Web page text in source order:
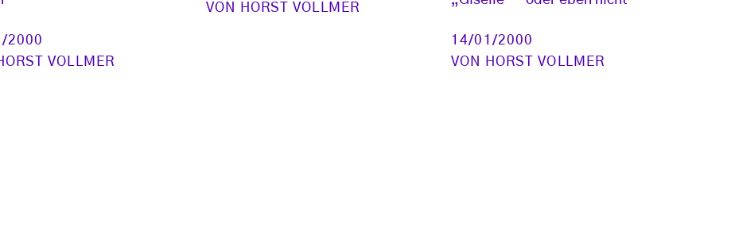
VON
HORST VOLLMER
2000
VOLLMER
14/01/2000
VON
HORST VOLLMER